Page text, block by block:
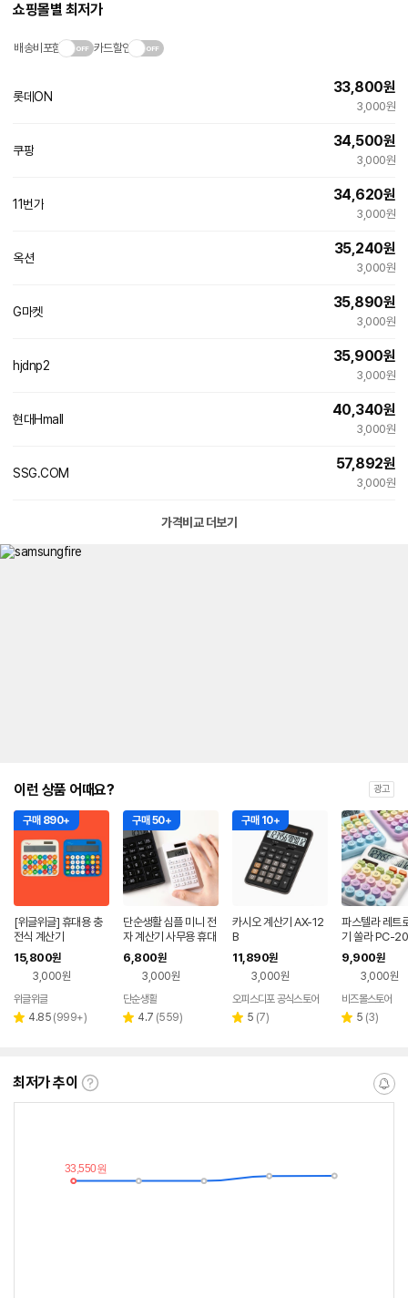
쇼핑몰별 최저가
배송비포함 카드할인
롯데ON
33,800원
3,000원
쿠팡
34,500원
3,000원
11번가
34,620원
3,000원
옥션
35,240원
3,000원
G마켓
35,890원
3,000원
hjdnp2
페
35,900원
3,000원
현대Hmall
40,340원
3,000원
SSG.COM
57,892원
3,000원
가격비교 더보기
이런 상품 어때요? 광고
구매 890+
[위글위글] 휴대용 충
전식 계산기
15,800원
3,000원
페이
위글위글
별 4.85 리
(999+)
구매 50+
단순생활 심플 미니 전
자 계산기 사무용 휴대
용 회사원 필수템 미니
멀 감성
6,800원
3,000원
단순생활
별 4.7 리
(559)
구매 10+
카시오 계산기 AX-12
B
11,890원
3,000원
오피스디포 공식스토어
별 5 리
(7)
파스텔라 레트
기 쏠라 PC-
쁜 귀여운
9,900원
3,000원
비즈몰스토어
별 5 리
(3)
최저가 추이
최
란?
알